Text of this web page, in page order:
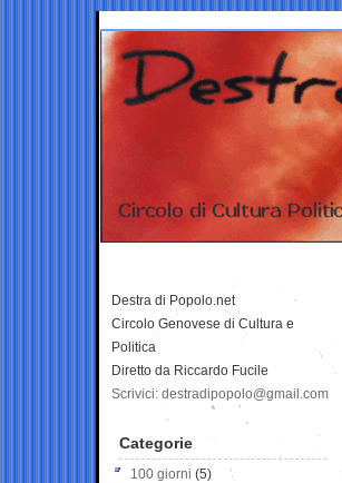
Destra di Popolo.net
Circolo Genovese di Cultura e
Politica
Diretto da Riccardo Fucile
Scrivici: destradipopolo@gmail.com
Categorie
100 giorni (5)